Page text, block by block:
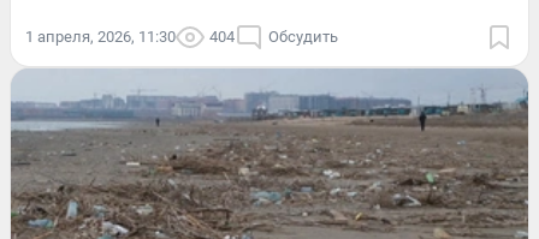
1 апреля, 2026, 11:30 404 Обсудить